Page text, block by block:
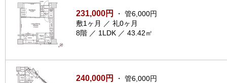
231,000円
・ 管6,000円
敷1ヶ月 ／ 礼0ヶ月
8階 ／ 1LDK ／ 43.42㎡
240,000円
・ 管6,000円